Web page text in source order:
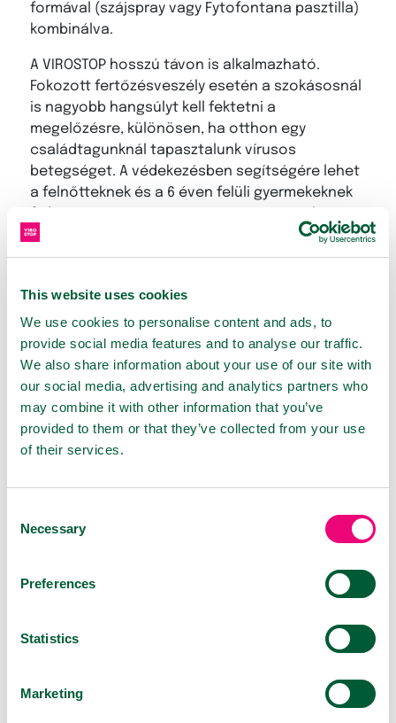
This website uses cookies
We use cookies to personalise content and ads, to
provide social media features and to analyse our traffic.
We also share information about your use of our site with
our social media, advertising and analytics partners who
may combine it with other information that you’ve
provided to them or that they’ve collected from your use
of their services.
Selection
Necessary
Preferences
Statistics
Marketing
formával (szájspray vagy Fytofontana pasztilla)
kombinálva.
A VIROSTOP hosszú távon is alkalmazható.
Fokozott fertőzésveszély esetén a szokásosnál
is nagyobb hangsúlyt kell fektetni a
megelőzésre, különösen, ha otthon egy
családtagunknál tapasztalunk vírusos
betegséget. A védekezésben segítségére lehet
a felnőtteknek és a 6 éven felüli gyermekeknek
a 12 éves kor felett használható VIROSTOP
pasztilla. A legkisebbek számára pedig már
használható a V-STOP KIDS gyermekszirup, 3
éves kortól pedig a V-STOP JUNIOR
gyermekszirup.
TERMÉKEK